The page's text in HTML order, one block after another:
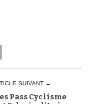
SUIVANT →
Pass Cyclisme